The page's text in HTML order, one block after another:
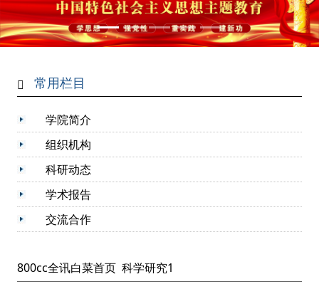
常用栏目
学院简介
组织机构
科研动态
学术报告
交流合作
800cc全讯白菜首页 科学研究1